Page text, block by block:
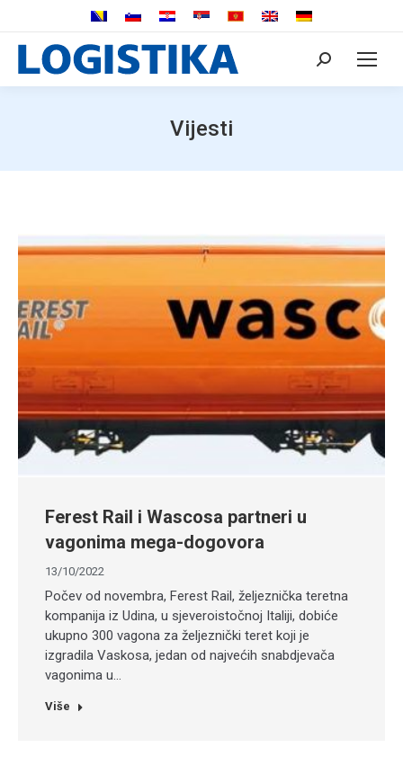
Search:
Vijesti
Ferest Rail i Wascosa partneri u
vagonima mega-dogovora
13/10/2022
Počev od novembra, Ferest Rail, željeznička teretna
kompanija iz Udina, u sjeveroistočnoj Italiji, dobiće
ukupno 300 vagona za željeznički teret koji je
izgradila Vaskosa, jedan od najvećih snabdjevača
vagonima u…
Više